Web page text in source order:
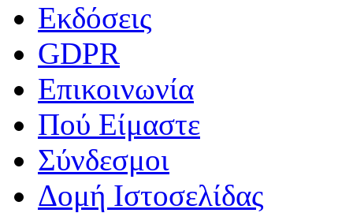
Εκδόσεις
GDPR
Επικοινωνία
Πού Είμαστε
Σύνδεσμοι
Δομή Ιστοσελίδας